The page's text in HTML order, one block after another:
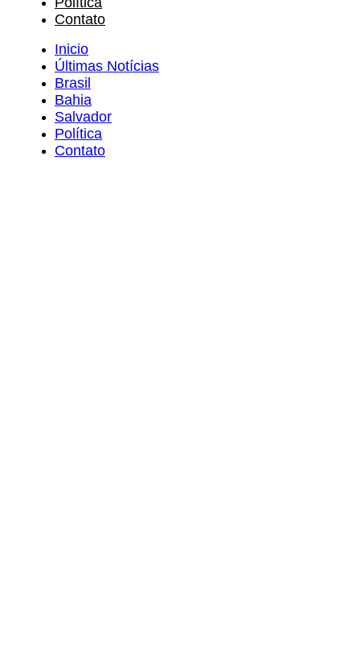
Contato
Inicio
Últimas Notícias
Brasil
Bahia
Salvador
Política
Contato